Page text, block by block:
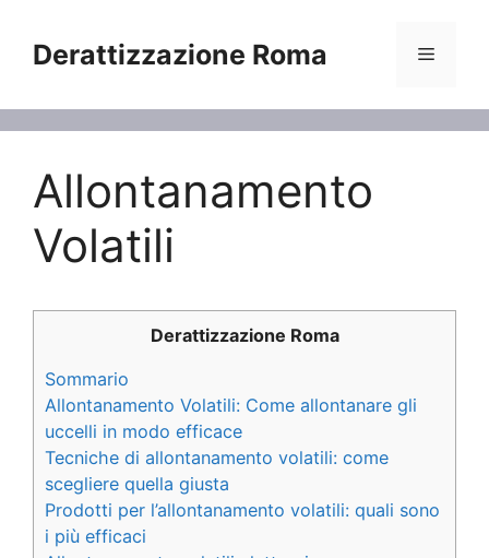
contenuto
Derattizzazione Roma Menu
Allontanamento
Volatili
Derattizzazione Roma
Sommario
Allontanamento Volatili: Come allontanare gli
uccelli in modo efficace
Tecniche di allontanamento volatili: come
scegliere quella giusta
Prodotti per l’allontanamento volatili: quali sono
i più efficaci